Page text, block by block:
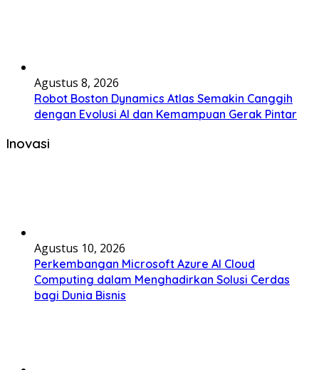
Agustus 8, 2026
Robot Boston Dynamics Atlas Semakin Canggih
dengan Evolusi AI dan Kemampuan Gerak Pintar
Inovasi
Agustus 10, 2026
Perkembangan Microsoft Azure AI Cloud
Computing dalam Menghadirkan Solusi Cerdas
bagi Dunia Bisnis